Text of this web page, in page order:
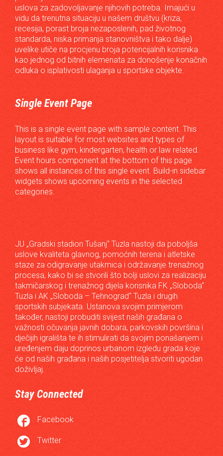
uslova za zadovoljavanje njihovih potreba. Imajući u
vidu da trenutna situaciju u našem društvu (kriza,
recesija, porast broja nezaposlenih, pad životnog
standarda, niska primanja stanovništva i tako dalje)
uvelike utiče na procjenu broja potencijalnih korisnika
kao jednog od bitnih elemenata za donošenje konačnih
odluka o isplativosti ulaganja u sportske objekte.
Single Event Page
This is a single event page with sample content. This
layout is suitable for most websites and types of
business like gym, kindergarten, health or law related.
Event hours component at the bottom of this page
shows all instances of this single event. Build-in sidebar
widgets shows upcoming events in the selected
categories.
JU „Gradski stadion Tušanj“ Tuzla nastoji da poboljša
uslove kvaliteta glavnog, pomoćnih terena i atletske
staze za odigravanje utakmica i održavanje trenažnog
procesa, kako bi se stvorili što bolji uslovi za realizaciju
takmičarskog i trenažnog dijela korisnika FK „Sloboda“
Tuzla i AK „Sloboda – Tehnograd“ Tuzla i drugih
sportskih subjekata. Ustanova svojim primjerom
također, nastoji probuditi svijest naših građana o
važnosti očuvanja javnih dobara, parkovskih površina i
dječijih igrališta te ih stimulirati da svojim ponašanjem i
uređenjem daju doprinos urbanom izgledu grada koje
će od naših građana i naših posjetitelja stvoriti ugodan
doživljaj.
Stay Connected
 Facebook
 Twitter